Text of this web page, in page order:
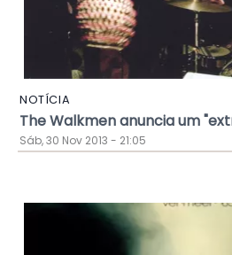
NOTÍCIA
The Walkmen anuncia um
Sáb, 30 Nov 2013 - 21:05